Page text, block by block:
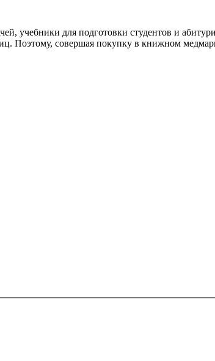
учебники для подготовки студентов и
Поэтому, совершая покупку в книжном